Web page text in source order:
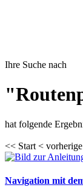
Ihre Suche nach
hat folgende
<< Start < vorherige
Navigation mit